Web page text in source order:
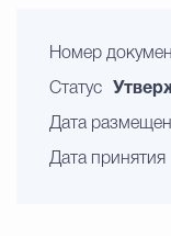
Номер
Статус
Дата
Дата принятия